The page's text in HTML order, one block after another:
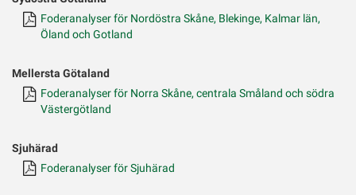
Foderanalyser för Nordöstra Skåne, Blekinge, Kalmar län,
Öland och Gotland
Mellersta Götaland
Foderanalyser för Norra Skåne, centrala Småland och södra
Västergötland
Sjuhärad
Foderanalyser för Sjuhärad